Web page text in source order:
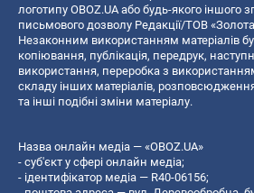
логотипу OBOZ.UA або будь-якого іншого
письмового дозволу Редакції/ТОВ
Незаконним використанням матеріалів
копiювання, публiкацiя, передрук,
використання, переробка з
складу інших матеріалів,
та інші подібні зміни матеріалу.
Назва онлайн медіа — «OBOZ.UA»
- суб'єкт у сфері онлайн медіа;
- ідентифікатор медіа — R40-06156;